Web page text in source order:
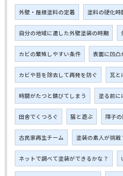
外壁・屋根塗料の定着 塗料の硬化時
自分の地域に適した外壁塗装の時期
カビの繁殖しやすい条件 表面に凹凸
カビや苔を除去して再発を防ぐ 瓦と
時間がたつと錆びてしまう 塗る前に
田舎でくつろぐ 猫と遊ぶ 障子
古民家再生チーム 塗装の素人が挑戦
ネットで調べて塗装ができるかな？